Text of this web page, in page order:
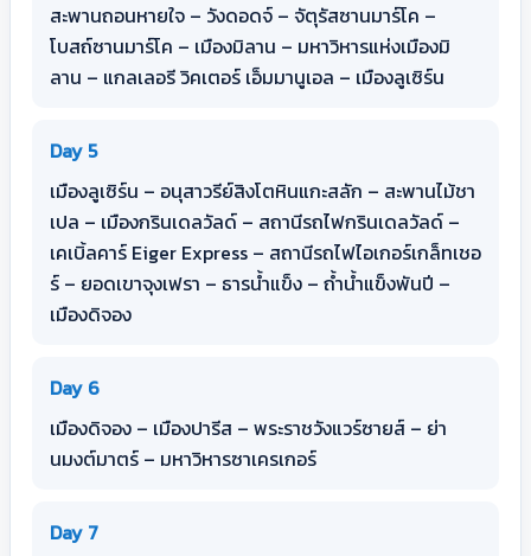
สะพานถอนหายใจ – วังดอดจ์ – จัตุรัสซานมาร์โค –
โบสถ์ซานมาร์โค – เมืองมิลาน – มหาวิหารแห่งเมืองมิ
ลาน – แกลเลอรี วิคเตอร์ เอ็มมานูเอล – เมืองลูเซิร์น
Day 5
เมืองลูเซิร์น – อนุสาวรีย์สิงโตหินแกะสลัก – สะพานไม้ชา
เปล – เมืองกรินเดลวัลด์ – สถานีรถไฟกรินเดลวัลด์ –
เคเบิ้ลคาร์ Eiger Express – สถานีรถไฟไอเกอร์เกล็ทเชอ
ร์ – ยอดเขาจุงเฟรา – ธารน้ำแข็ง – ถ้ำน้ำแข็งพันปี –
เมืองดิจอง
Day 6
เมืองดิจอง – เมืองปารีส – พระราชวังแวร์ซายส์ – ย่า
นมงต์มาตร์ – มหาวิหารซาเครเกอร์
Day 7